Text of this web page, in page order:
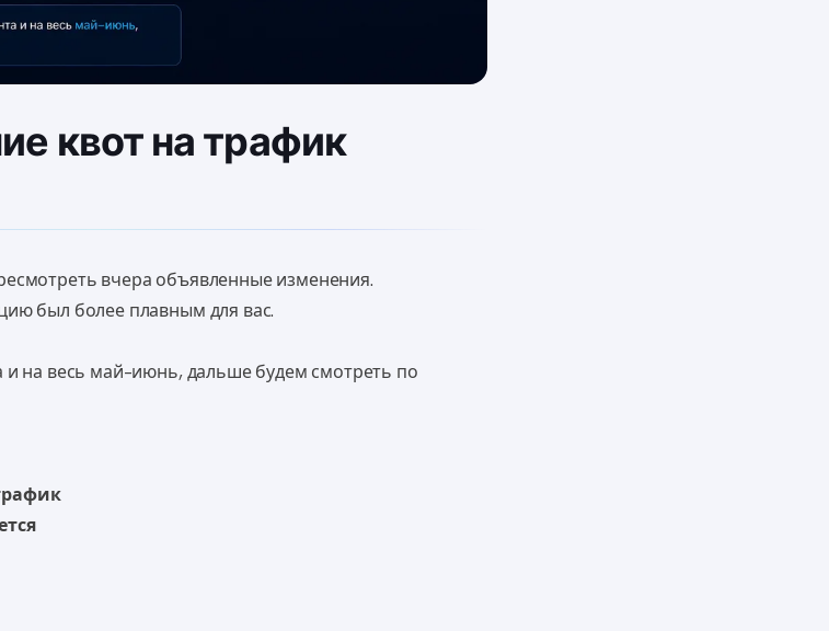
квот на трафик
вчера объявленные изменения.
был более плавным для вас.
на весь май–июнь, дальше будем смотреть по